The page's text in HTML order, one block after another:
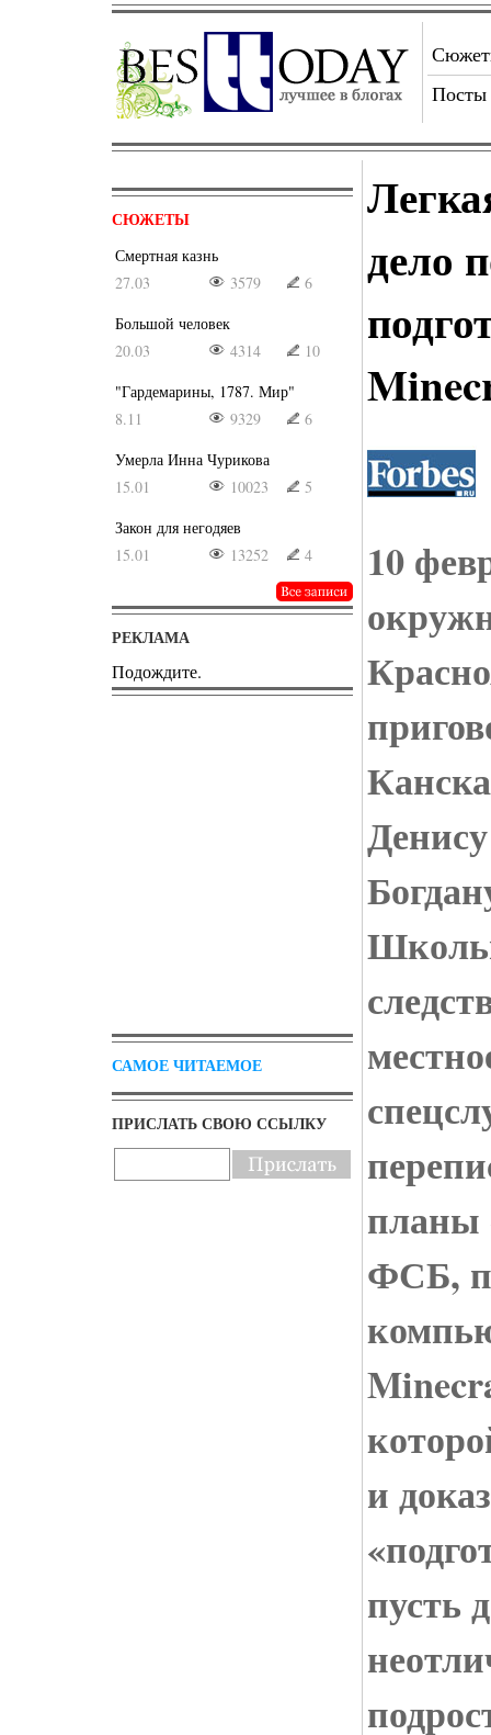
Посты
СЮЖЕТЫ
Смертная казнь
27.03
3579
6
Большой человек
20.03
4314
10
"Гардемарины, 1787. Мир"
8.11
9329
6
Умерла Инна Чурикова
15.01
10023
5
Закон для негодяев
15.01
13252 4
РЕКЛАМА
Подождите.
САМОЕ ЧИТАЕМОЕ
ПРИСЛАТЬ СВОЮ ССЫЛКУ
дело
10
планы
ФСБ,
и
пусть